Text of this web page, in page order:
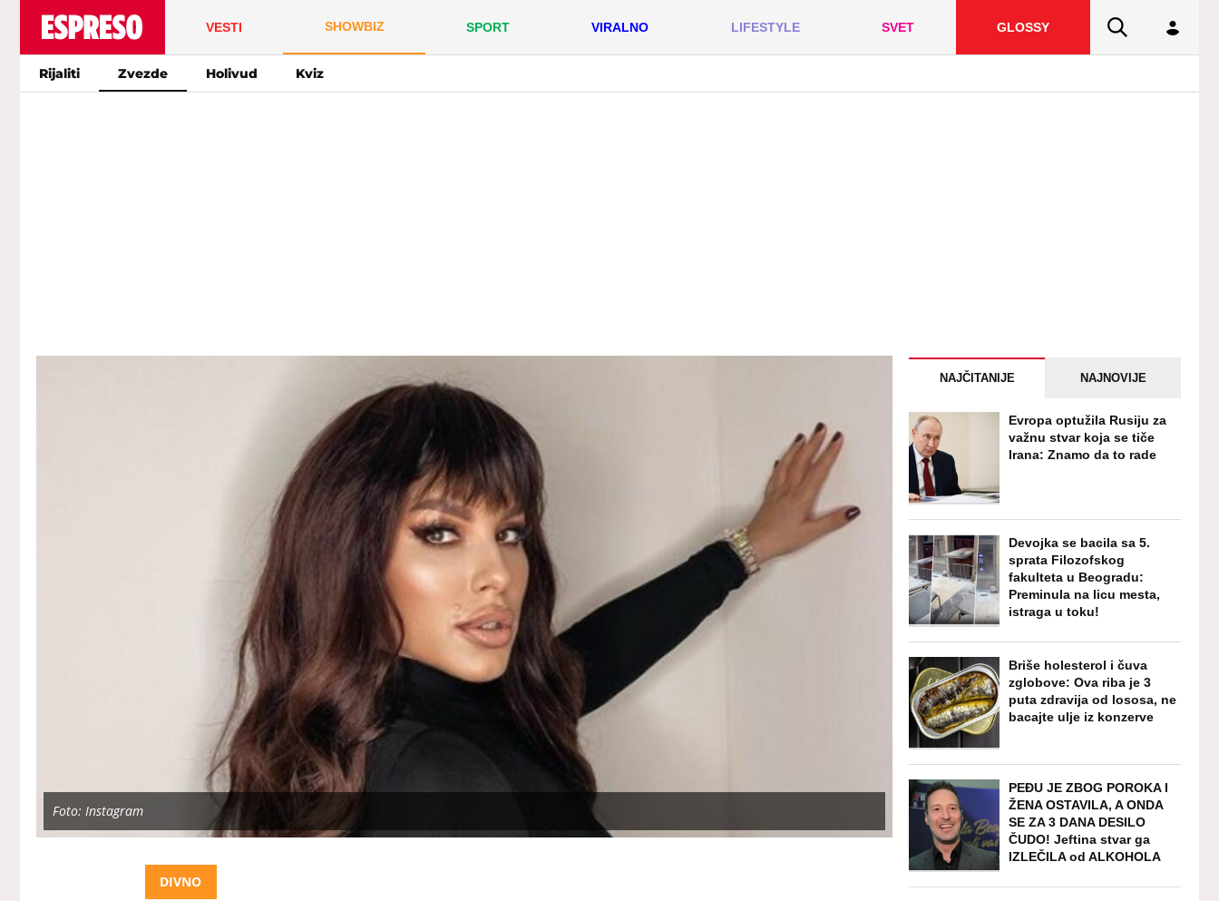
VESTI SHOWBIZ SPORT VIRALNO LIFESTYLE SVET GLOSSY
Rijaliti Zvezde Holivud Kviz
Foto: Instagram
DIVNO
NAJČITANIJE NAJNOVIJE
Evropa optužila Rusiju za
važnu stvar koja se tiče
Irana: Znamo da to rade
Devojka se bacila sa 5.
sprata Filozofskog
fakulteta u Beogradu:
Preminula na licu mesta,
istraga u toku!
Briše holesterol i čuva
zglobove: Ova riba je 3
puta zdravija od lososa, ne
bacajte ulje iz konzerve
PEĐU JE ZBOG POROKA I
ŽENA OSTAVILA, A ONDA
SE ZA 3 DANA DESILO
ČUDO! Jeftina stvar ga
IZLEČILA od ALKOHOLA